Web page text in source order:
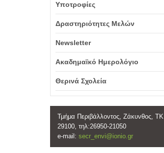
Υποτροφίες
Δραστηριότητες Μελών
Newsletter
Ακαδημαϊκό Ημερολόγιο
Θερινά Σχολεία
Τμήμα Περιβάλλοντος, Ζάκυνθος, ΤΚ
29100, τηλ:26950-21050
e-mail: secr_envi@ionio.gr